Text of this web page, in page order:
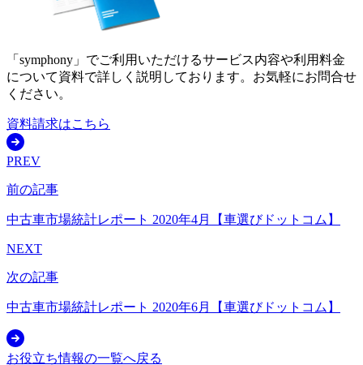
「symphony」でご利用いただけるサービス内容や利用料金
について資料で詳しく説明しております。お気軽にお問合せ
ください。
資料請求はこちら
PREV
前の記事
中古車市場統計レポート 2020年4月【車選びドットコム】
NEXT
次の記事
中古車市場統計レポート 2020年6月【車選びドットコム】
お役立ち情報の一覧へ戻る